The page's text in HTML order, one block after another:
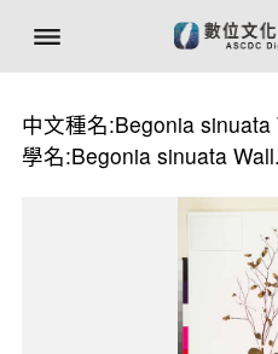
中文種名:Begonia
學名:Begonia sinuata